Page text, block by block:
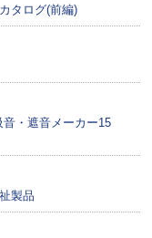
タログ(前編)
音・遮音メーカー15
製品